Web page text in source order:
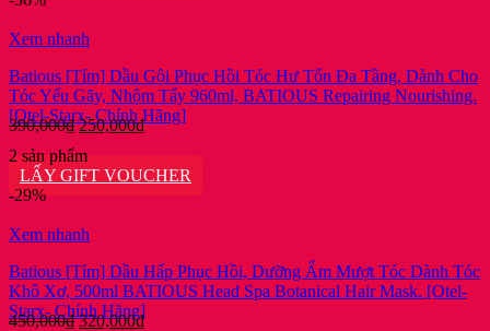
Xem nhanh
Batious [Tím] Dầu Gội Phục Hồi Tóc Hư Tổn Đa Tầng, Dành Cho
Tóc Yếu Gãy, Nhộm Tẩy 960ml, BATIOUS Repairing Nourishing.
[Otel-Starx- Chính Hãng]
390,000₫Giá
là:
390,000₫.
250,000₫Giá
là:
2 sản phẩm
LẤY GIFT VOUCHER
-29%
Xem nhanh
Batious [Tím] Dầu Hấp Phục Hồi, Dưỡng Ẩm Mượt Tóc Dành Tóc
Khô Xơ, 500ml BATIOUS Head Spa Botanical Hair Mask. [Otel-
Starx- Chính Hãng]
450,000₫Giá
320,000₫Giá